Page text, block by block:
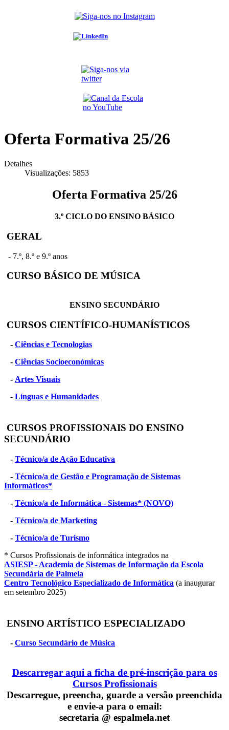
Oferta Formativa 25/26
Detalhes
Visualizações: 5853
Oferta Formativa 25/26
3.º CICLO DO ENSINO BÁSICO
GERAL
- 7.º, 8.º e 9.º anos
CURSO BÁSICO DE MÚSICA
ENSINO SECUNDÁRIO
CURSOS CIENTÍFICO-HUMANÍSTICOS
- Ciências e Tecnologias
- Ciências Socioeconómicas
- Artes Visuais
- Línguas e Humanidades
CURSOS PROFISSIONAIS DO ENSINO
SECUNDÁRIO
- Técnico/a de Ação Educativa
- Técnico/a de Gestão e Programação de Sistemas
Informáticos*
- Técnico/a de Informática - Sistemas* (NOVO)
- Técnico/a de Marketing
- Técnico/a de Turismo
* Cursos Profissionais de informática integrados na
ASIESP - Academia de Sistemas de Informação da Escola
Secundária de Palmela
Centro Tecnológico Especializado de Informática (a inaugurar
em setembro 2025)
ENSINO ARTÍSTICO ESPECIALIZADO
- Curso Secundário de Música
Descarregar aqui a ficha de pré-inscrição para os
Cursos Profissionais
Descarregue, preencha, guarde a versão preenchida
e envie-a para o email:
secretaria @ espalmela.net